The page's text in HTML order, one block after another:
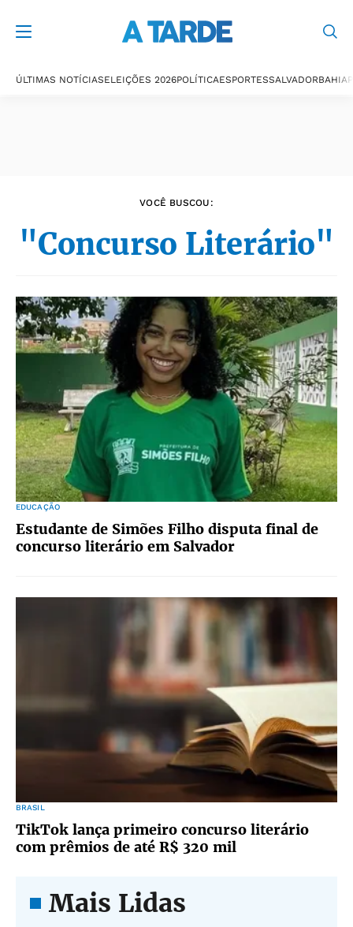
ÚLTIMAS NOTÍCIASELEIÇÕES 2026POLÍTICAESPORTESSALVADORBAHIA
VOCÊ BUSCOU:
"Concurso Literário"
EDUCAÇÃO
Estudante de Simões Filho disputa final de
concurso literário em Salvador
BRASIL
TikTok lança primeiro concurso literário
com prêmios de até R$ 320 mil
Mais Lidas